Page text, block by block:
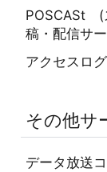
POSCASt (
稿・配信サ
アクセスロ
その他サ
データ放送